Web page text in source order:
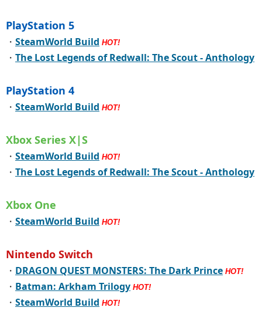
PlayStation 5
・ SteamWorld Build HOT!
・ The Lost Legends of Redwall: The Scout - Anthology
PlayStation 4
・ SteamWorld Build HOT!
Xbox Series X|S
・ SteamWorld Build HOT!
・ The Lost Legends of Redwall: The Scout - Anthology
Xbox One
・ SteamWorld Build HOT!
Nintendo Switch
・ DRAGON QUEST MONSTERS: The Dark Prince HOT!
・ Batman: Arkham Trilogy HOT!
・ SteamWorld Build HOT!